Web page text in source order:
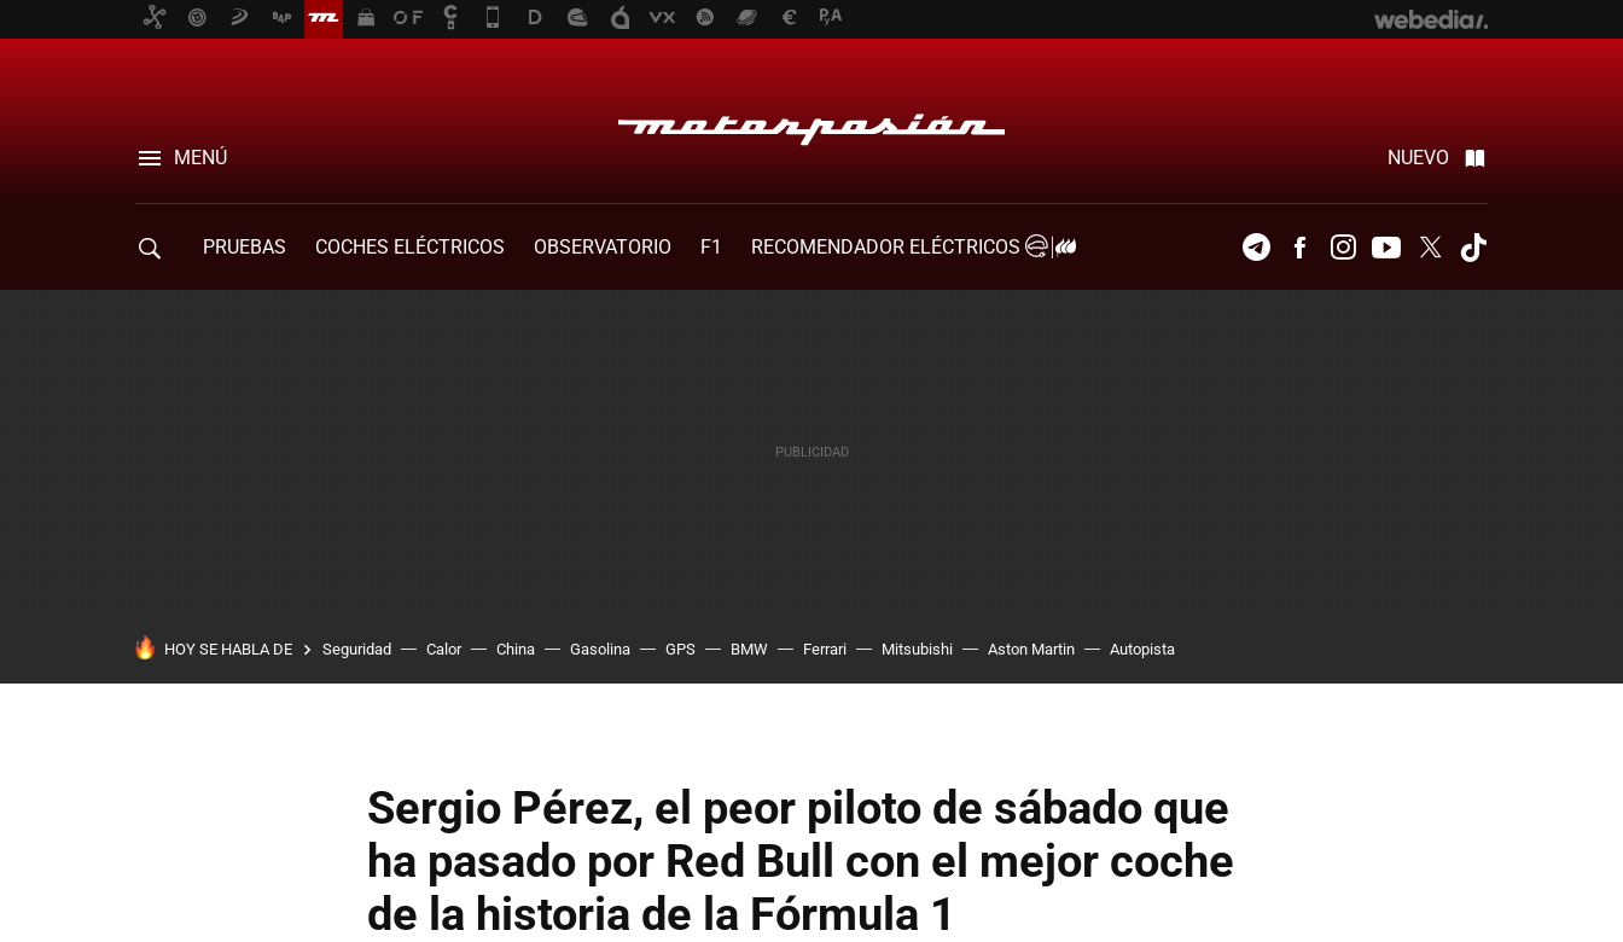
MENÚ NUEVO
PRUEBAS COCHES ELÉCTRICOS OBSERVATORIO F1
RECOMENDADOR ELÉCTRICOS
TelegramFacebookInstagramYoutubeTwitter
HOY SE HABLA DE Seguridad Calor China Gasolina GPS BMW Ferrari Mitsubishi Aston Martin Autopista
Sergio Pérez, el peor piloto de sábado que
ha pasado por Red Bull con el mejor coche
de la historia de la Fórmula 1